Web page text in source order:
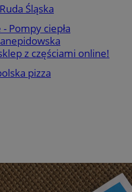
Śląska
Pompy ciepła
z częściami online!
pizza